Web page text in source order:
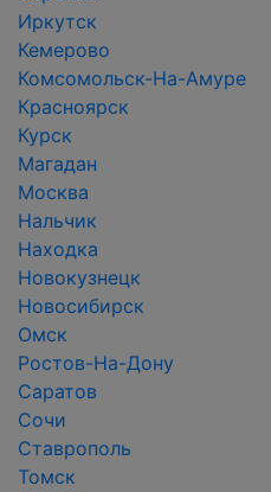
Иркутск
Кемерово
Комсомольск-На-Амуре
Красноярск
Курск
Магадан
Москва
Нальчик
Находка
Новокузнецк
Новосибирск
Омск
Ростов-На-Дону
Саратов
Сочи
Ставрополь
Томск